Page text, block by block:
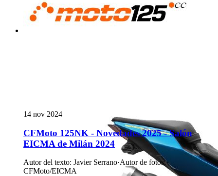
14 nov 2024
CFMoto 125NK - Novedades 2025 - Salón
EICMA de Milán 2024
Autor del texto: Javier Serrano·Autor de fotos:
CFMoto/EICMA